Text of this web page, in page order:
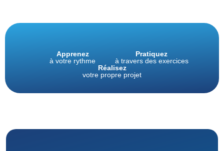
Apprenez
à votre rythme
Pratiquez
à travers des exercices
Réalisez
votre propre projet